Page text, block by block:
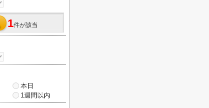
1件が該当
本日
1週間以内